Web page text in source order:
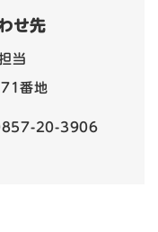
せ先
当
71番地
20-3906